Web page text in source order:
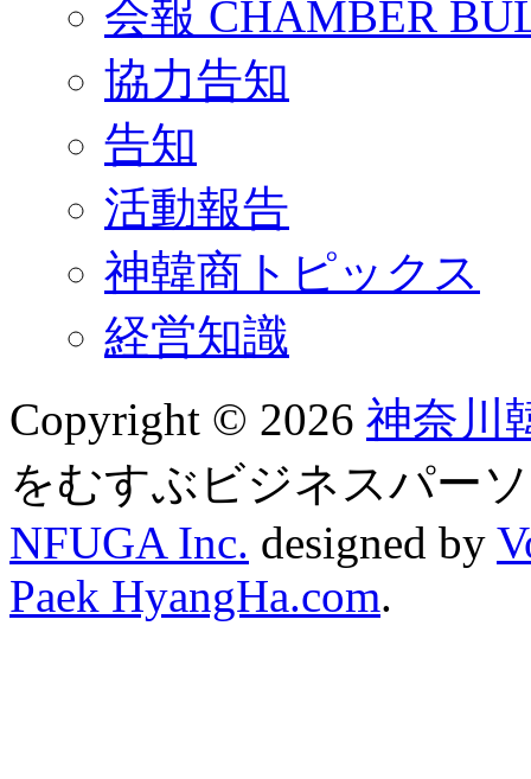
会報 CHAMBER
協力告知
告知
活動報告
神韓商トピックス
経営知識
Copyright © 2026 神奈川
をむすぶビジネスパー
NFUGA Inc. designed by
Paek HyangHa.com.